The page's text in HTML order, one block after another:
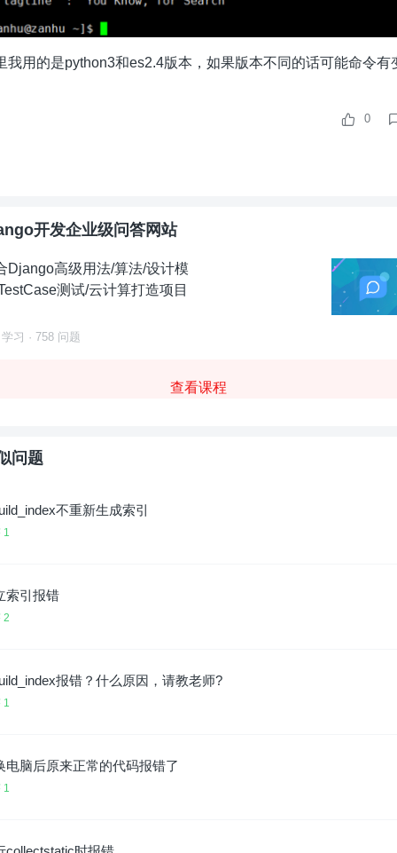
我用的是python3和es2.4版本，如果版本不同的话可能命令有
0
开发企业级问答网站
Django高级用法/算法/设计模
测试/云计算打造项目
习 · 758 问题
查看课程
问题
不重新生成索引
索引报错
2
报错？什么原因，请教老师?
电脑后原来正常的代码报错了